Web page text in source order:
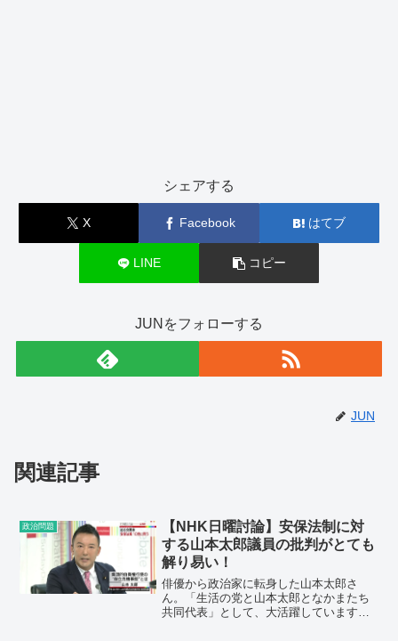
シェアする
X Facebook はてブ
LINE コピー
JUNをフォローする
JUN
関連記事
政治問題
【NHK日曜討論】安保法制に対
する山本太郎議員の批判がとても
解り易い！
俳優から政治家に転身した山本太郎さ
ん。「生活の党と山本太郎となかまたち
共同代表」として、大活躍しています